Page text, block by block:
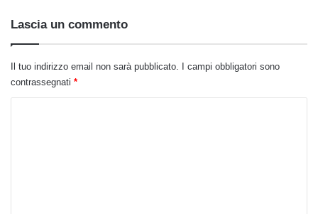
Lascia un commento
Il tuo indirizzo email non sarà pubblicato. I campi obbligatori sono
contrassegnati *